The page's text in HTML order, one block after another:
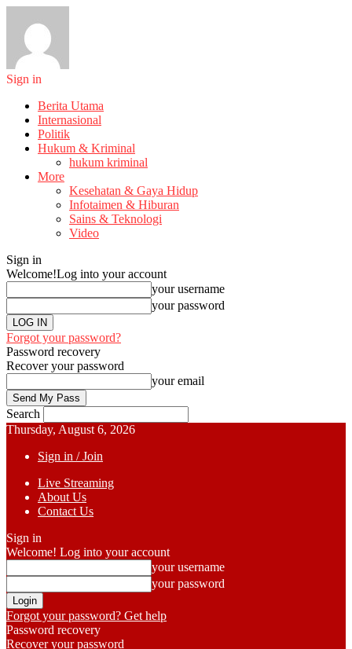
Sign in
Berita Utama
Internasional
Politik
Hukum & Kriminal
hukum kriminal
More
Kesehatan & Gaya Hidup
Infotaimen & Hiburan
Sains & Teknologi
Video
Sign in
Welcome!Log into your account
your username
your password
Forgot your password?
Password recovery
Recover your password
your email
Search
Thursday, August 6, 2026
Sign in / Join
Live Streaming
About Us
Contact Us
Sign in
Welcome! Log into your account
your username
your password
Forgot your password? Get help
Password recovery
Recover your password